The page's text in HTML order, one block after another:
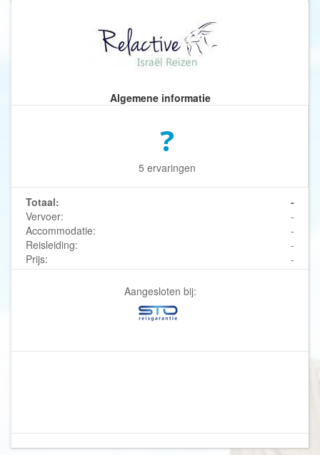
Algemene informatie
?
5 ervaringen
Totaal:
-
Vervoer:
-
Accommodatie:
-
Reisleiding:
-
Prijs:
-
Aangesloten bij: